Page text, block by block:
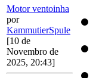
Motor ventoinha
por
KammutierSpule
[10 de
Novembro de
2025, 20:43]